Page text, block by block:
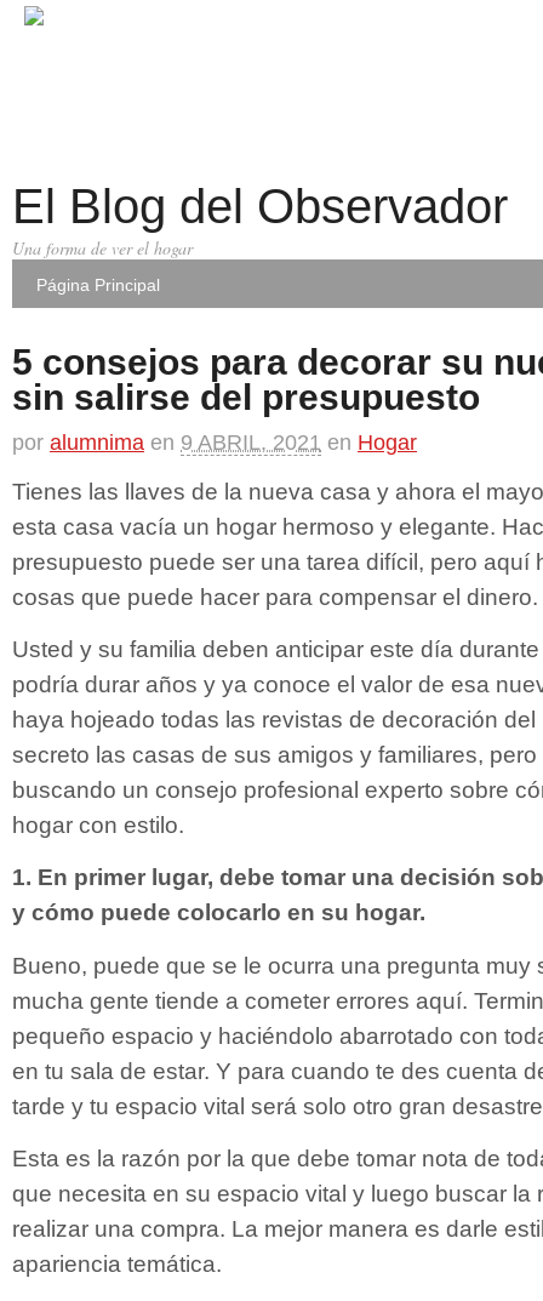
El Blog del Observador
Una forma de ver el hogar
Página Principal
5 consejos para decorar su
sin salirse del presupuesto
por alumnima en 9 ABRIL, 2021 en Hogar
Tienes las llaves de la nueva casa y ahora el
esta casa vacía un hogar hermoso y elegante.
presupuesto puede ser una tarea difícil, pero aquí
cosas que puede hacer para compensar el dinero.
Usted y su familia deben anticipar este día
podría durar años y ya conoce el valor de esa
haya hojeado todas las revistas de decoración
secreto las casas de sus amigos y familiares,
buscando un consejo profesional experto sobre
hogar con estilo.
1. En primer lugar, debe tomar una decisión
y cómo puede colocarlo en su hogar.
Bueno, puede que se le ocurra una pregunta muy
mucha gente tiende a cometer errores aquí.
pequeño espacio y haciéndolo abarrotado con
en tu sala de estar. Y para cuando te des cuenta
tarde y tu espacio vital será solo otro gran
Esta es la razón por la que debe tomar nota de
que necesita en su espacio vital y luego buscar la
realizar una compra. La mejor manera es darle
apariencia temática.